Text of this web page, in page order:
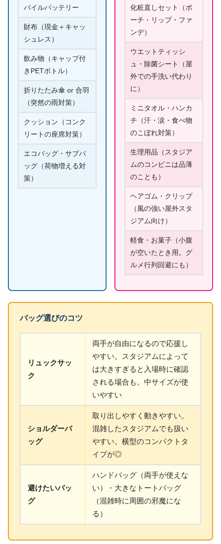
バイルバッテリー
財布（現金＋キャッ
シュレス）
飲み物（キャップ付
きPETボトル）
折りたたみ傘 or 合羽
（突然の雨対策）
クッション（コンク
リートの座席対策）
エコバッグ・サブバ
ッグ（荷物増える対
策）
化粧直しセット（ポ
ーチ・リップ・ファ
ンデ）
ウエットティッシ
ュ・除菌シート（屋
外での手洗い代わり
に）
ミニタオル・ハンカ
チ（汗・涙・食べ物
のこぼれ対策）
生理用品（スタジア
ムのコンビニは品薄
のことも）
ヘアゴム・クリップ
（風の強い屋外スタ
ジアム向け）
軽食・お菓子（小腹
が空いたとき用。グ
ルメ行列回避にも）
バッグ選びのコツ
リュックサッ
ク
両手が自由になるので応援し
やすい。スタジアムによって
は大きすぎると入場時に確認
される場合も。中サイズが使
いやすい
ショルダーバ
ッグ
取り出しやすく動きやすい。
混雑したスタジアムでも扱い
やすい。横型のコンパクトタ
イプが◎
避けたいバッ
グ
ハンドバッグ（両手が使えな
い）・大きなトートバッグ
（混雑時に周囲の邪魔にな
る）